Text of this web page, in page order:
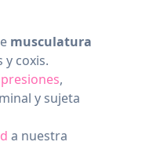
musculatura
coxis.
,
y sujeta
a nuestra